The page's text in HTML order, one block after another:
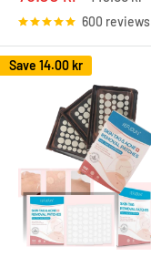
price
600 reviews
Save 14.00 kr